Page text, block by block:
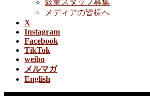
メディアの皆様へ
X
Instagram
Facebook
TikTok
weibo
メルマガ
English